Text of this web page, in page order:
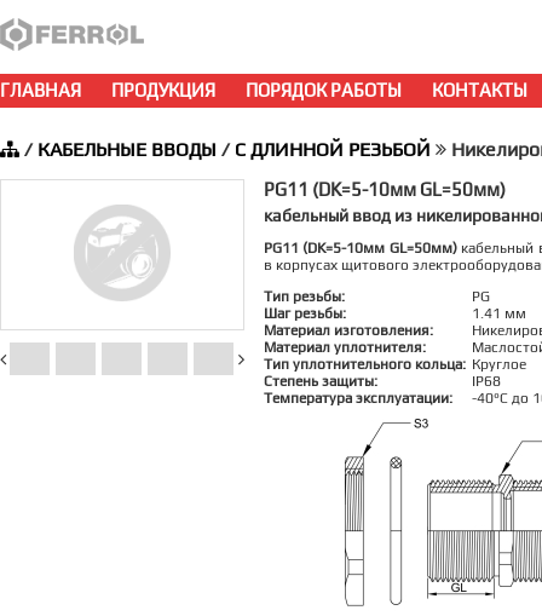
ГЛАВНАЯ ПРОДУКЦИЯ ПОРЯДОК РАБОТЫ КОНТАКТЫ
/ КАБЕЛЬНЫЕ ВВОДЫ / С ДЛИННОЙ РЕЗЬБОЙ
PG11 (DK=5-10мм GL=50мм)
кабельный ввод из
PG11 (DK=5-10мм GL=50мм)кабельный
в корпусах щитового
Тип резьбы:
PG
Шаг резьбы:
1.41 мм
Материал изготовления:
Материал уплотнителя:
Тип уплотнительного кольца: Круглое
Степень защиты:
IP68
Температура эксплуатации:
-40°C до